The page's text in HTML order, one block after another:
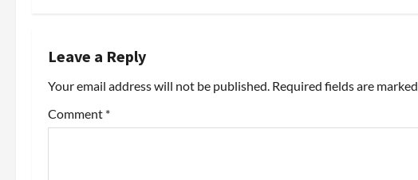
n
a
v
Leave a Reply
Your email address will not be published. Required fields are marked
Comment *